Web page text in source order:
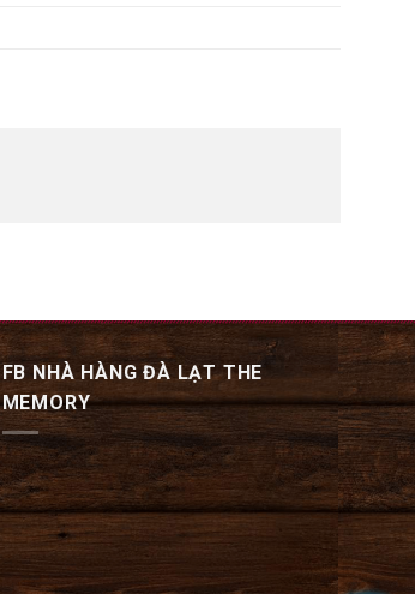
FB NHÀ HÀNG ĐÀ LẠT THE
MEMORY